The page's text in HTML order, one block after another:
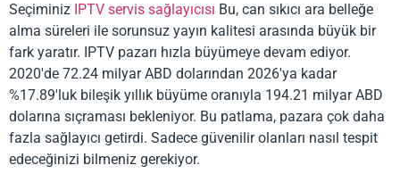
Seçiminiz IPTV servis sağlayıcısı Bu, can sıkıcı ara belleğe
alma süreleri ile sorunsuz yayın kalitesi arasında büyük bir
fark yaratır. IPTV pazarı hızla büyümeye devam ediyor.
2020'de 72.24 milyar ABD dolarından 2026'ya kadar
%17.89'luk bileşik yıllık büyüme oranıyla 194.21 milyar ABD
dolarına sıçraması bekleniyor. Bu patlama, pazara çok daha
fazla sağlayıcı getirdi. Sadece güvenilir olanları nasıl tespit
edeceğinizi bilmeniz gerekiyor.